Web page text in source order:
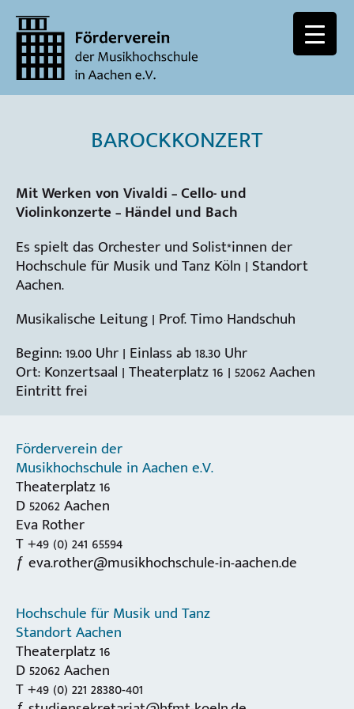
BAROCKKONZERT
Mit Werken von Vivaldi – Cello- und
Violinkonzerte – Händel und Bach
Es spielt das Orchester und Solist*innen der
Hochschule für Musik und Tanz Köln | Standort
Aachen.
Musikalische Leitung | Prof. Timo Handschuh
Beginn: 19.00 Uhr | Einlass ab 18.30 Uhr
Ort: Konzertsaal | Theaterplatz 16 | 52062 Aachen
Eintritt frei
Förderverein der
Musikhochschule in Aachen e.V.
Theaterplatz 16
D 52062 Aachen
Eva Rother
T +49 (0) 241 65594
eva.rother@musikhochschule-in-aachen.de
Hochschule für Musik und Tanz
Standort Aachen
Theaterplatz 16
D 52062 Aachen
T +49 (0) 221 28380-401